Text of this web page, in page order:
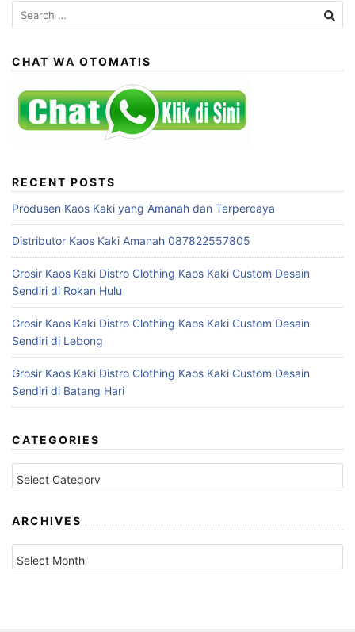
Search
for:
CHAT WA OTOMATIS
RECENT POSTS
Produsen Kaos Kaki yang Amanah dan Terpercaya
Distributor Kaos Kaki Amanah 087822557805
Grosir Kaos Kaki Distro Clothing Kaos Kaki Custom Desain
Sendiri di Rokan Hulu
Grosir Kaos Kaki Distro Clothing Kaos Kaki Custom Desain
Sendiri di Lebong
Grosir Kaos Kaki Distro Clothing Kaos Kaki Custom Desain
Sendiri di Batang Hari
CATEGORIES
Categories
ARCHIVES
Archives